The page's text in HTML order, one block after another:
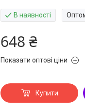
В наявності
648 ₴
Показати оптові ціни
Купити